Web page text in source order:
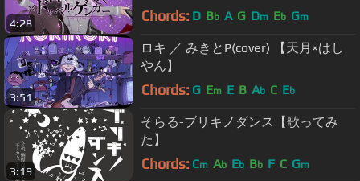
4:28 Chords: D Bb A G Dm Eb Gm
3:51
ロキ ／ みきとP(cover) 【天月×はし
やん】
Chords: G Em E B Ab C Eb
3:19
そらる-ブリキノダンス【歌ってみ
た】
Chords: Cm Ab Eb Bb F C Gm